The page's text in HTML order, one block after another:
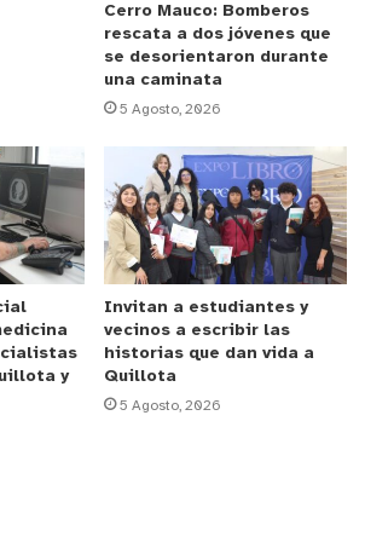
de salud mental.
más destacados es que el
mantuvo o redujo su nivel de
durante el tratamiento,
articulado con familias,
y redes locales.
de Salud Mental del Hospital
Carrasco Riquelme, destacó
“refuerza nuestro
por una atención de salud
con enfoque comunitario,
y sus necesidades”.
Cerro Mauco: Bomberos
rescata a dos jóvenes que
se desorientaron durante
una caminata
5 Agosto, 2026
y
Invitan a estudiantes y
vecinos a escribir las
historias que dan vida a
Quillota
5 Agosto, 2026